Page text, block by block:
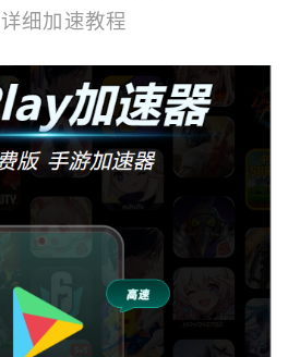
详细加速教程